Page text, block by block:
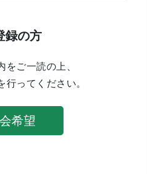
録の方
をご一読の上、
行ってください。
希望